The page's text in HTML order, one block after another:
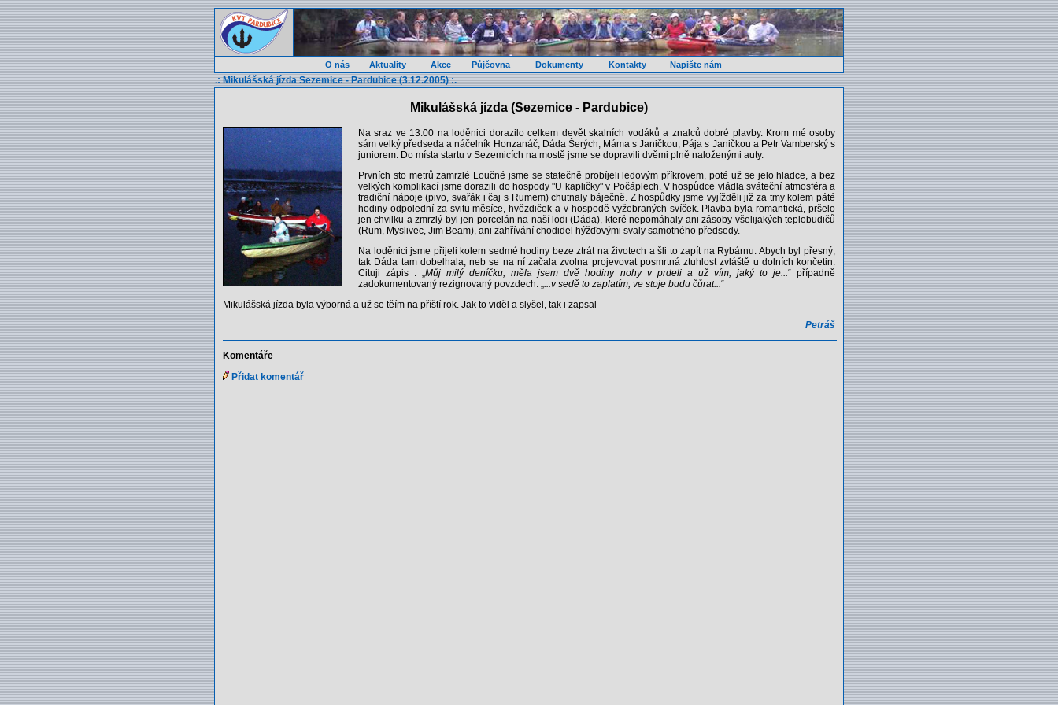
.: Mikulášská jízda Sezemice - Pardubice (3.12.2005) :.
Mikulášská jízda (Sezemice - Pardubice)
Na sraz ve 13:00 na loděnici dorazilo celkem devět skalních vodáků a znalců dobré plavby. Krom mé osoby
sám velký předseda a náčelník Honzanáč, Dáda Šerých, Máma s Janičkou, Pája s Janičkou a Petr Vamberský s
juniorem. Do místa startu v Sezemicích na mostě jsme se dopravili dvěmi plně naloženými auty.
Prvních sto metrů zamrzlé Loučné jsme se statečně probíjeli ledovým příkrovem, poté už se jelo hladce, a bez
velkých komplikací jsme dorazili do hospody "U kapličky" v Počáplech. V hospůdce vládla sváteční atmosféra a
tradiční nápoje (pivo, svařák i čaj s Rumem) chutnaly báječně. Z hospůdky jsme vyjížděli již za tmy kolem páté
hodiny odpolední za svitu měsíce, hvězdiček a v hospodě vyžebraných svíček. Plavba byla romantická, pršelo
jen chvilku a zmrzlý byl jen porcelán na naší lodi (Dáda), které nepomáhaly ani zásoby všelijakých teplobudičů
(Rum, Myslivec, Jim Beam), ani zahřívání chodidel hýžďovými svaly samotného předsedy.
Na loděnici jsme přijeli kolem sedmé hodiny beze ztrát na životech a šli to zapít na Rybárnu. Abych byl přesný,
tak Dáda tam dobelhala, neb se na ní začala zvolna projevovat posmrtná ztuhlost zvláště u dolních končetin.
Cituji zápis : „Můj milý deníčku, měla jsem dvě hodiny nohy v prdeli a už vím, jaký to je...“ případně
zadokumentovaný rezignovaný povzdech: „...v sedě to zaplatím, ve stoje budu čůrat...“
Mikulášská jízda byla výborná a už se těím na příští rok. Jak to viděl a slyšel, tak i zapsal
Petráš
Komentáře
Přidat komentář
O nás Aktuality Akce Půjčovna Dokumenty Kontakty Napište nám